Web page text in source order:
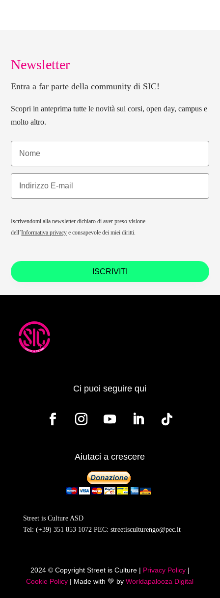
Newsletter
Entra a far parte della community di SIC!
Scopri in anteprima tutte le novità sui corsi, open day, campus e
molto altro.
ISCRIVITI
Iscrivendomi alla newsletter dichiaro di aver preso visione
dell’Informativa privacy e consapevole dei miei diritti.
Ci puoi seguire qui
Aiutaci a crescere
Street is Culture ASD
Tel:(+39) 351 853 1072PEC:streetisculturengo@pec.it
2024 © Copyright Street is Culture | Privacy Policy|
Cookie Policy | Made with💚 byWorldapalooza Digital